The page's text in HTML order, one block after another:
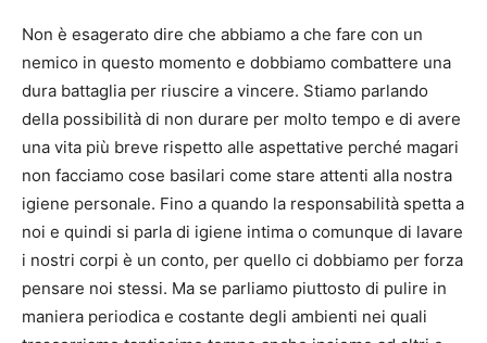
Non è esagerato dire che abbiamo a che fare con un
nemico in questo momento e dobbiamo combattere una
dura battaglia per riuscire a vincere. Stiamo parlando
della possibilità di non durare per molto tempo e di avere
una vita più breve rispetto alle aspettative perché magari
non facciamo cose basilari come stare attenti alla nostra
igiene personale. Fino a quando la responsabilità spetta a
noi e quindi si parla di igiene intima o comunque di lavare
i nostri corpi è un conto, per quello ci dobbiamo per forza
pensare noi stessi. Ma se parliamo piuttosto di pulire in
maniera periodica e costante degli ambienti nei quali